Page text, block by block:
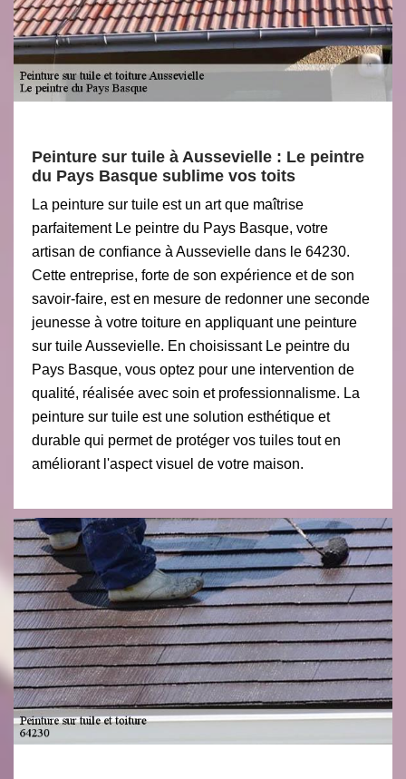
Peinture sur tuile à Aussevielle : Le peintre
du Pays Basque sublime vos toits
La peinture sur tuile est un art que maîtrise
parfaitement Le peintre du Pays Basque, votre
artisan de confiance à Aussevielle dans le 64230.
Cette entreprise, forte de son expérience et de son
savoir-faire, est en mesure de redonner une seconde
jeunesse à votre toiture en appliquant une peinture
sur tuile Aussevielle. En choisissant Le peintre du
Pays Basque, vous optez pour une intervention de
qualité, réalisée avec soin et professionnalisme. La
peinture sur tuile est une solution esthétique et
durable qui permet de protéger vos tuiles tout en
améliorant l'aspect visuel de votre maison.